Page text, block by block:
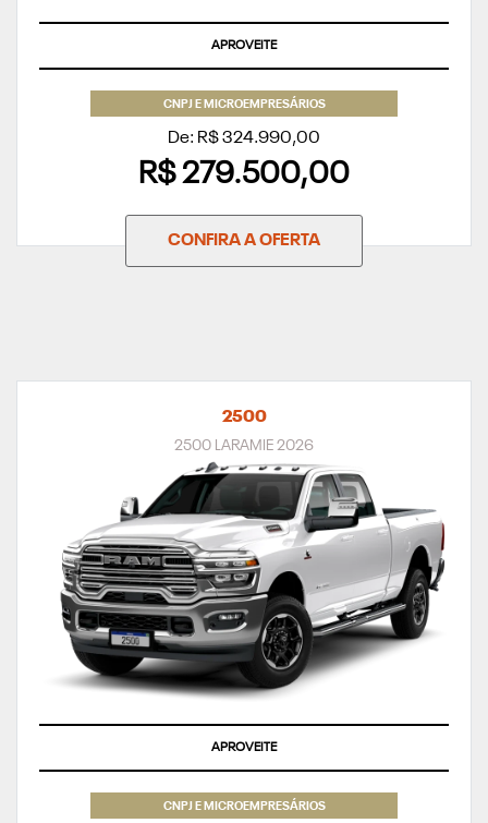
APROVEITE
CNPJ E MICROEMPRESÁRIOS
De: R$ 324.990,00
R$ 279.500,00
CONFIRA A OFERTA
2500
2500 LARAMIE 2026
APROVEITE
CNPJ E MICROEMPRESÁRIOS